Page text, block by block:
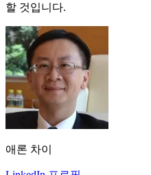
할 것입니다.
애론 차이